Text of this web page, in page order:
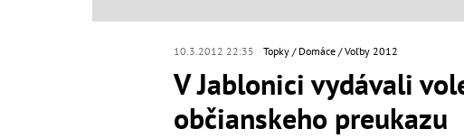
10.3.2012 22:35 Topky Domáce Voľby 2012
V Jablonici vydávali
občianskeho preukazu